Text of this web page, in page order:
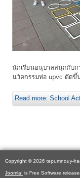
นักเรียนอนุบาลสนุกกับก
นวัตกรรมท่อ upvc ดัดขึ้
Read more: School
Copyright © 2026 tepumnouy-
Joomla! is Free Software